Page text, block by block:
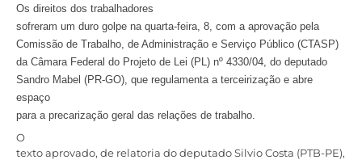
Os direitos dos trabalhadores
sofreram um duro golpe na quarta-feira, 8, com a aprovação pela
Comissão de Trabalho, de Administração e Serviço Público (CTASP)
da Câmara Federal do Projeto de Lei (PL) nº 4330/04, do deputado
Sandro Mabel (PR-GO), que regulamenta a terceirização e abre
espaço
para a precarização geral das relações de trabalho.
O
texto aprovado, de relatoria do deputado Silvio Costa (PTB-PE),